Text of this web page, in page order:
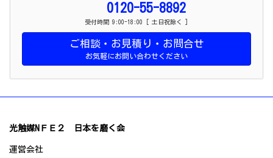
0120-55-8892
受付時間 9:00-18:00 [ 土日祝除く ]
ご相談・お見積り・お問合せ
お気軽にお問い合わせください
光触媒NＦＥ２ 日本を磨く会
運営会社